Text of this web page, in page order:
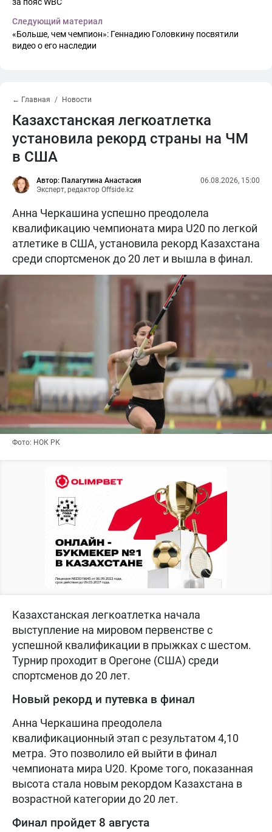
за пояс WBC
Следующий материал
«Больше, чем чемпион»: Геннадию Головкину посвятили
видео о его наследии
← Главная Новости
Казахстанская легкоатлетка
установила рекорд страны на ЧМ
в США
Автор: Палагутина Анастасия
Эксперт, редактор Offside.kz
06.08.2026, 15:00
Анна Черкашина успешно преодолела
квалификацию чемпионата мира U20 по легкой
атлетике в США, установила рекорд Казахстана
среди спортсменок до 20 лет и вышла в финал.
Фото: НОК РК
Казахстанская легкоатлетка начала
выступление на мировом первенстве с
успешной квалификации в прыжках с шестом.
Турнир проходит в Орегоне (США) среди
спортсменов до 20 лет.
Новый рекорд и путевка в финал
Анна Черкашина преодолела
квалификационный этап с результатом 4,10
метра. Это позволило ей выйти в финал
чемпионата мира U20. Кроме того, показанная
высота стала новым рекордом Казахстана в
возрастной категории до 20 лет.
Финал пройдет 8 августа